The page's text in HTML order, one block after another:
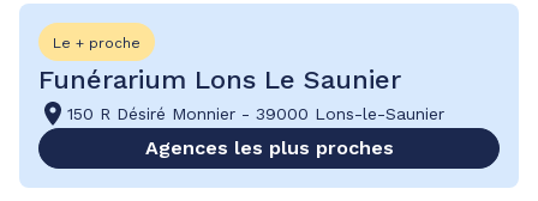
Le + proche
Funérarium Lons Le Saunier
150 R Désiré Monnier - 39000 Lons-le-Saunier
Agences les plus proches